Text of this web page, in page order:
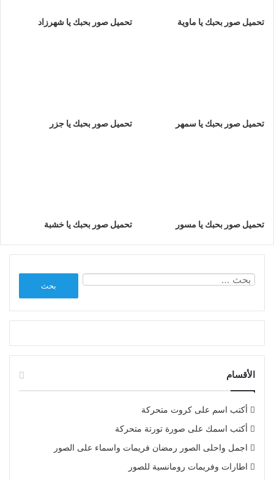
تحميل صور بحبك يا ماوية تحميل صور بحبك يا شهرزاد
تحميل صور بحبك يا سمهر تحميل صور بحبك يا جزر
تحميل صور بحبك يا مسور تحميل صور بحبك يا خشبة
الأقسام
أكتب اسم على كروت متحركة
أكتب اسمك على صورة تورتة متحركة
اجمل واحلى الصور رمضان فريمات واسماء على الصور
اطارات وفريمات رومانسية للصور